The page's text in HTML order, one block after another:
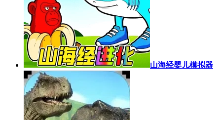
山海经婴儿模拟器